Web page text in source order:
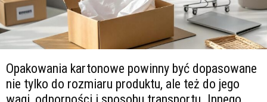
Opakowania kartonowe powinny być dopasowane
nie tylko do rozmiaru produktu, ale też do jego